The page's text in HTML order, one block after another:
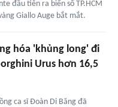
đầu tiên ra biển số TP.HCM
Giallo Auge bắt mắt.
hóa 'khủng long' đi
Urus hơn 16,5
ca sĩ Đoàn Di Băng đã